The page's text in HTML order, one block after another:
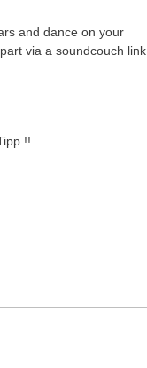
and dance on your
via a soundcouch link.
!!